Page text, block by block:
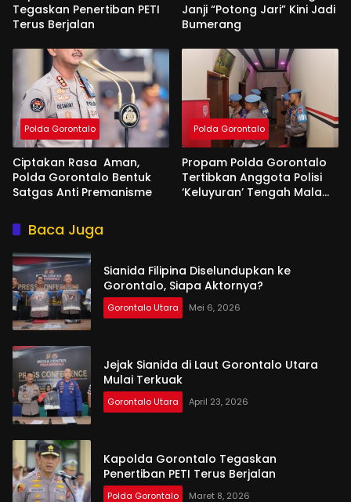
Tegaskan Penertiban PETI
Terus Berjalan
Janji “Potong Jari” Kini Jadi
Bumerang
Polda Gorontalo
Ciptakan Rasa Aman,
Polda Gorontalo Bentuk
Satgas Anti Premanisme
Polda Gorontalo
Propam Polda Gorontalo
Tertibkan Anggota Polisi
‘Keluyuran’ Tengah Malam
Baca Juga
Sianida Filipina Diselundupkan ke
Gorontalo, Siapa Aktornya?
Gorontalo Utara Mei 6, 2026
Jejak Sianida di Laut Gorontalo Utara
Mulai Terkuak
Gorontalo Utara April 23, 2026
Kapolda Gorontalo Tegaskan
Penertiban PETI Terus Berjalan
Polda Gorontalo Maret 8, 2026